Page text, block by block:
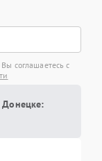
соглашаетесь с
Донецке: